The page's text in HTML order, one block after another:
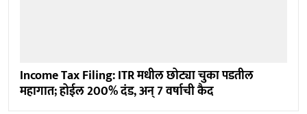
Income Tax Filing: ITR मधील छोट्या चुका पडतील
महागात; होईल 200% दंड, अन् 7 वर्षाची कैद